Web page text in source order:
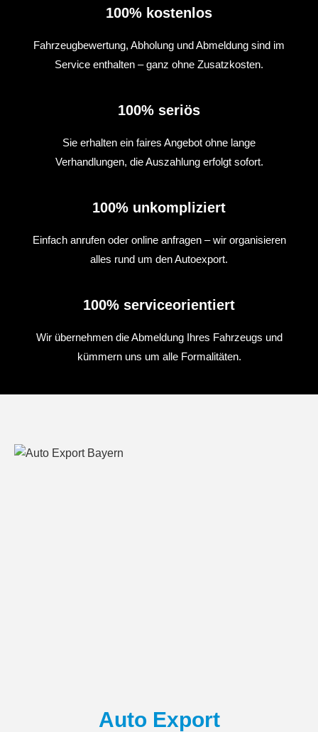
100% kostenlos
Fahrzeugbewertung, Abholung und Abmeldung sind im
Service enthalten – ganz ohne Zusatzkosten.
100% seriös
Sie erhalten ein faires Angebot ohne lange
Verhandlungen, die Auszahlung erfolgt sofort.
100% unkompliziert
Einfach anrufen oder online anfragen – wir organisieren
alles rund um den Autoexport.
100% serviceorientiert
Wir übernehmen die Abmeldung Ihres Fahrzeugs und
kümmern uns um alle Formalitäten.
Auto Export